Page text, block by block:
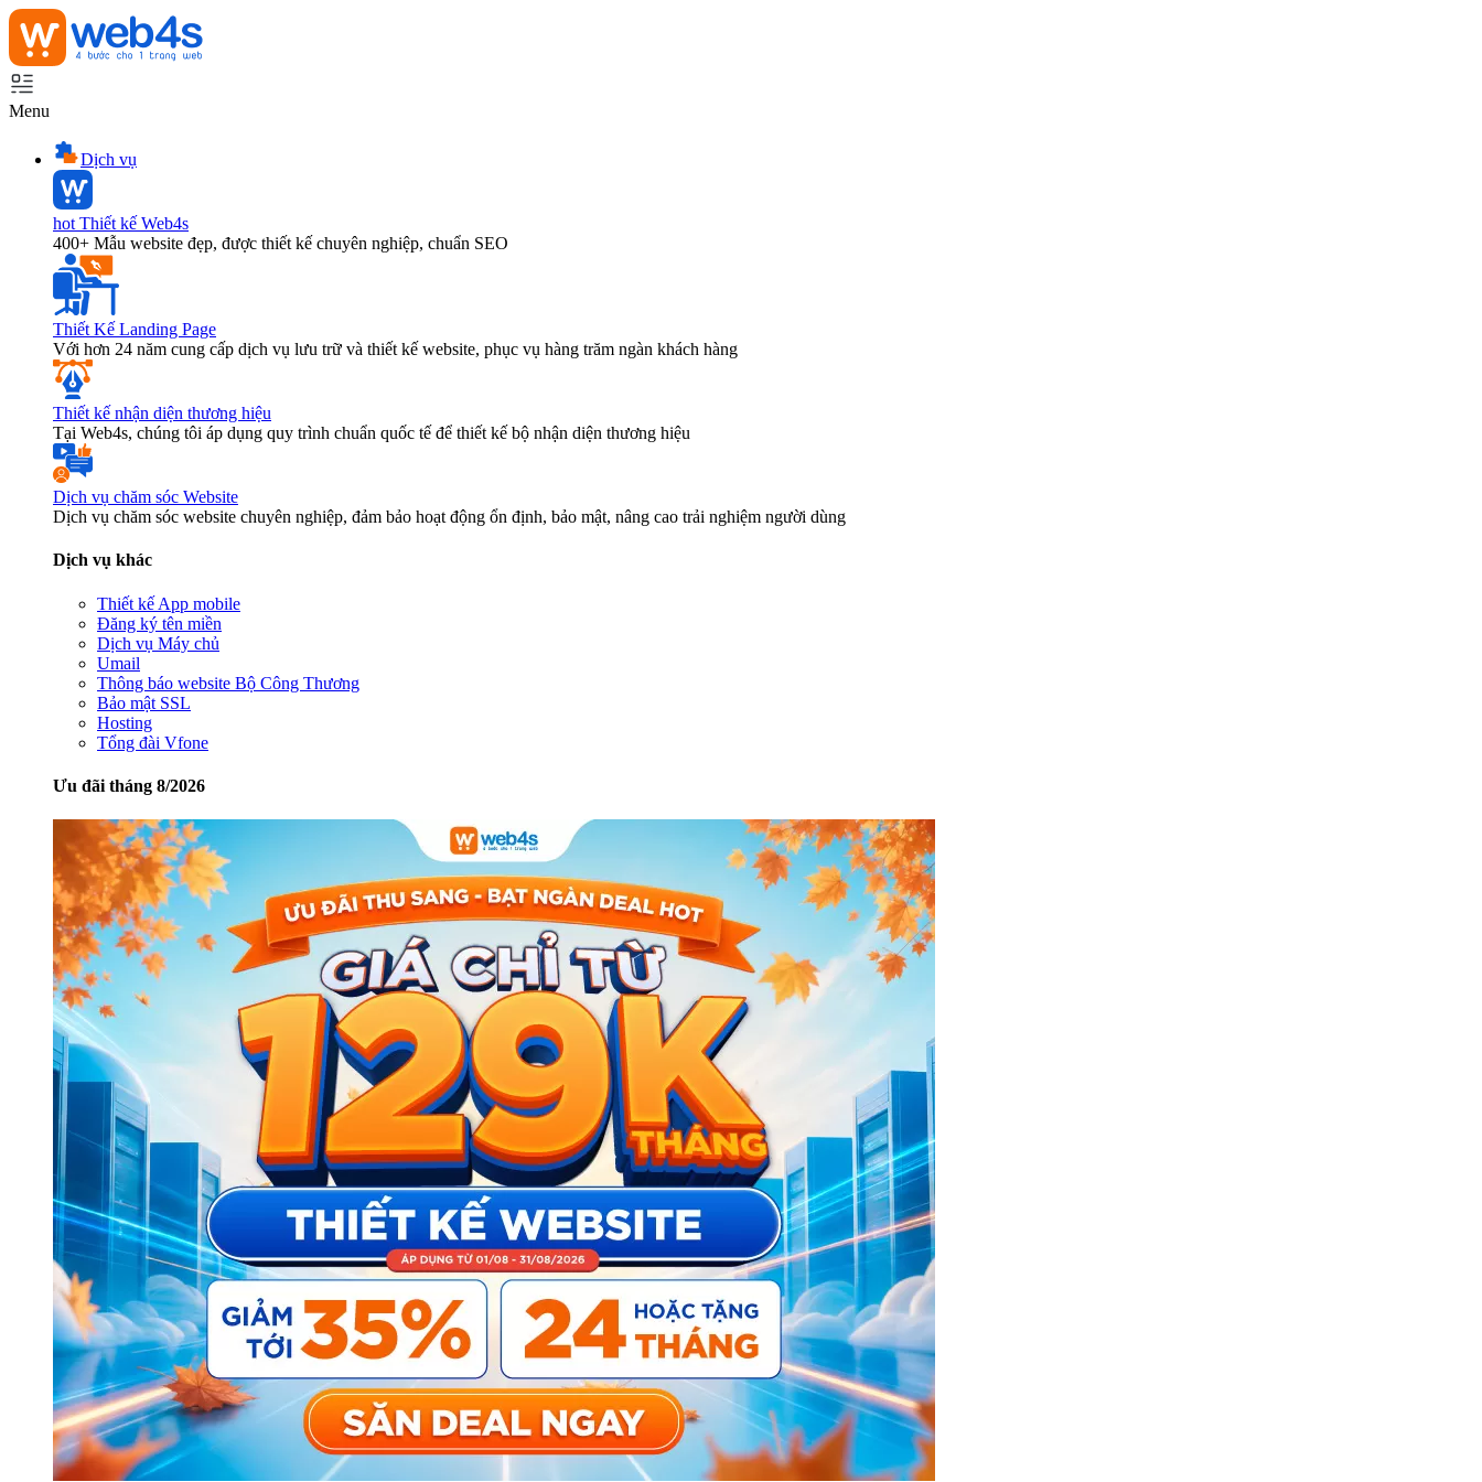
Menu
Dịch vụ
hot Thiết kế Web4s
400+ Mẫu website đẹp, được thiết kế chuyên nghiệp, chuẩn SEO
Thiết Kế Landing Page
Với hơn 24 năm cung cấp dịch vụ lưu trữ và thiết kế website, phục vụ hàng trăm ngàn khách hàng
Thiết kế nhận diện thương hiệu
Tại Web4s, chúng tôi áp dụng quy trình chuẩn quốc tế để thiết kế bộ nhận diện thương hiệu
Dịch vụ chăm sóc Website
Dịch vụ chăm sóc website chuyên nghiệp, đảm bảo hoạt động ổn định, bảo mật, nâng cao trải nghiệm người dùng
Dịch vụ khác
Thiết kế App mobile
Đăng ký tên miền
Dịch vụ Máy chủ
Umail
Thông báo website Bộ Công Thương
Bảo mật SSL
Hosting
Tổng đài Vfone
Ưu đãi tháng 8/2026